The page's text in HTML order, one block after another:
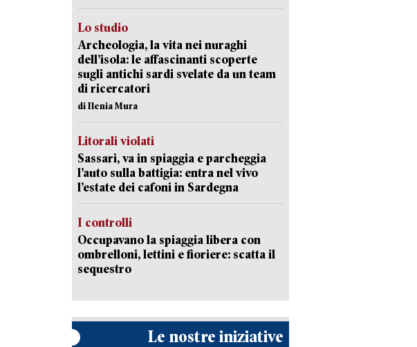
Lo studio
Archeologia, la vita nei nuraghi
dell’isola: le affascinanti scoperte
sugli antichi sardi svelate da un team
di ricercatori
di Ilenia Mura
Litorali violati
Sassari, va in spiaggia e parcheggia
l’auto sulla battigia: entra nel vivo
l’estate dei cafoni in Sardegna
I controlli
Occupavano la spiaggia libera con
ombrelloni, lettini e fioriere: scatta il
sequestro
Le nostre iniziative